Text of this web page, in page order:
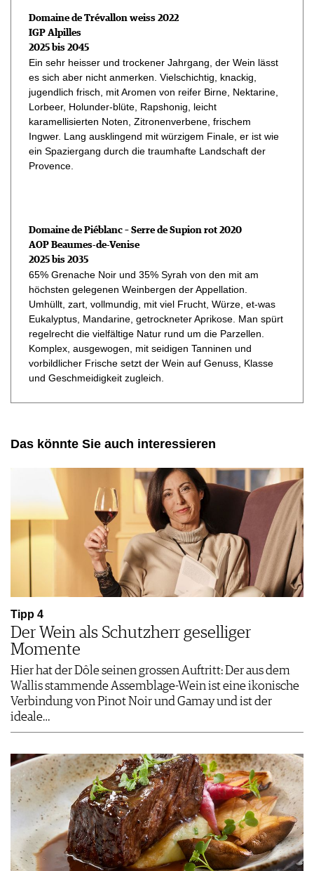
Domaine de Trévallon weiss 2022
IGP Alpilles
2025 bis 2045
Ein sehr heisser und trockener Jahrgang, der Wein lässt
es sich aber nicht anmerken. Vielschichtig, knackig,
jugendlich frisch, mit Aromen von reifer Birne, Nektarine,
Lorbeer, Holunder-blüte, Rapshonig, leicht
karamellisierten Noten, Zitronenverbene, frischem
Ingwer. Lang ausklingend mit würzigem Finale, er ist wie
ein Spaziergang durch die traumhafte Landschaft der
Provence.
Domaine de Piéblanc – Serre de Supion rot 2020
AOP Beaumes-de-Venise
2025 bis 2035
65% Grenache Noir und 35% Syrah von den mit am
höchsten gelegenen Weinbergen der Appellation.
Umhüllt, zart, vollmundig, mit viel Frucht, Würze, et-was
Eukalyptus, Mandarine, getrockneter Aprikose. Man spürt
regelrecht die vielfältige Natur rund um die Parzellen.
Komplex, ausgewogen, mit seidigen Tanninen und
vorbildlicher Frische setzt der Wein auf Genuss, Klasse
und Geschmeidigkeit zugleich.
Das könnte Sie auch interessieren
Tipp 4
Der Wein als Schutzherr geselliger
Momente
Hier hat der Dôle seinen grossen Auftritt: Der aus dem
Wallis stammende Assemblage-Wein ist eine ikonische
Verbindung von Pinot Noir und Gamay und ist der
ideale…